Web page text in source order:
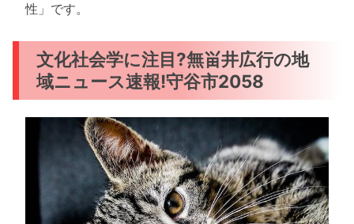
性」です。
文化社会学に注目?無畄井広行の地
域ニュース速報!守谷市2058